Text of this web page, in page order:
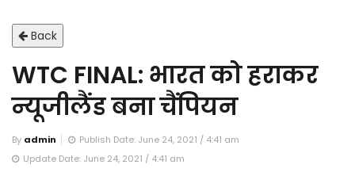
Back
WTC FINAL: भारत को हराकर
न्यूजीलैंड बना चैंपियन
By admin
Publish Date: June 24, 2021 / 4:41 am
Update Date: June 24, 2021 / 4:41 am